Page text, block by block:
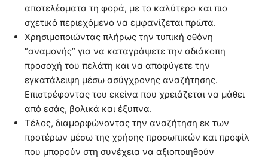
αποτελέσματα τη φορά, με το καλύτερο και πιο
σχετικό περιεχόμενο να εμφανίζεται πρώτα.
Χρησιμοποιώντας πλήρως την τυπική οθόνη
“αναμονής” για να καταγράψετε την αδιάκοπη
προσοχή του πελάτη και να αποφύγετε την
εγκατάλειψη μέσω ασύγχρονης αναζήτησης.
Επιστρέφοντας του εκείνα που χρειάζεται να μάθει
από εσάς, βολικά και έξυπνα.
Τέλος, διαμορφώνοντας την αναζήτηση εκ των
προτέρων μέσω της χρήσης προσωπικών και προφίλ
που μπορούν στη συνέχεια να αξιοποιηθούν